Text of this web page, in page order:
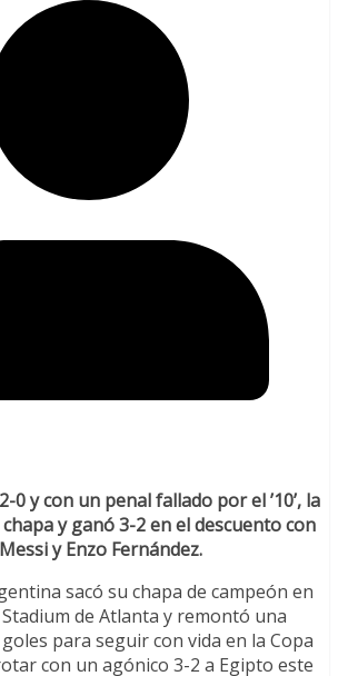
0 y con un penal fallado por el ’10’, la
y ganó 3-2 en el descuento con
y Enzo Fernández.
sacó su chapa de campeón en
de Atlanta y remontó una
para seguir con vida en la Copa
con un agónico 3-2 a Egipto este